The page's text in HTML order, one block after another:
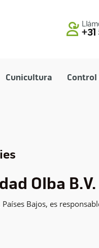
+31
Cunicultura Control
Olba B.V.
Países Bajos, es